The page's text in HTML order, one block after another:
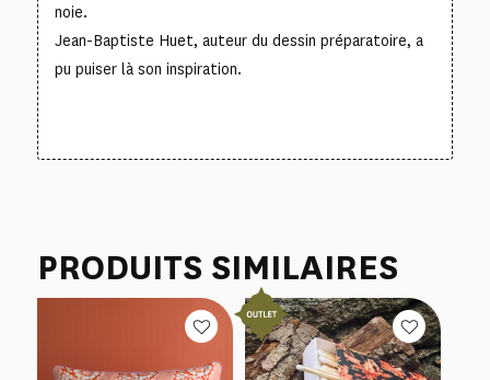
noie.
Jean-Baptiste Huet, auteur du dessin préparatoire, a
pu puiser là son inspiration.
PRODUITS SIMILAIRES